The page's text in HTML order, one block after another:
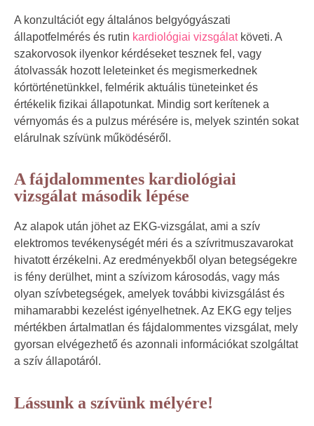
A konzultációt egy általános belgyógyászati
állapotfelmérés és rutin kardiológiai vizsgálatköveti. A
szakorvosok ilyenkor kérdéseket tesznek fel, vagy
átolvassák hozott leleteinket és megismerkednek
kórtörténetünkkel, felmérik aktuális tüneteinket és
értékelik fizikai állapotunkat. Mindig sort kerítenek a
vérnyomás és a pulzus mérésére is, melyek szintén sokat
elárulnak szívünk működéséről.
A fájdalommentes kardiológiai
vizsgálat második lépése
Az alapok után jöhet az EKG-vizsgálat, ami a szív
elektromos tevékenységét méri és a szívritmuszavarokat
hivatott érzékelni. Az eredményekből olyan betegségekre
is fény derülhet, mint a szívizom károsodás, vagy más
olyan szívbetegségek, amelyek további kivizsgálást és
mihamarabbi kezelést igényelhetnek. Az EKG egy teljes
mértékben ártalmatlan és fájdalommentes vizsgálat, mely
gyorsan elvégezhető és azonnali információkat szolgáltat
a szív állapotáról.
Lássunk a szívünk mélyére!